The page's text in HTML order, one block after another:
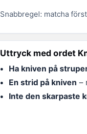
Snabbregel: matcha
Uttryck med ordet
Ha kniven på
En strid på kniven –
Inte den skarpaste